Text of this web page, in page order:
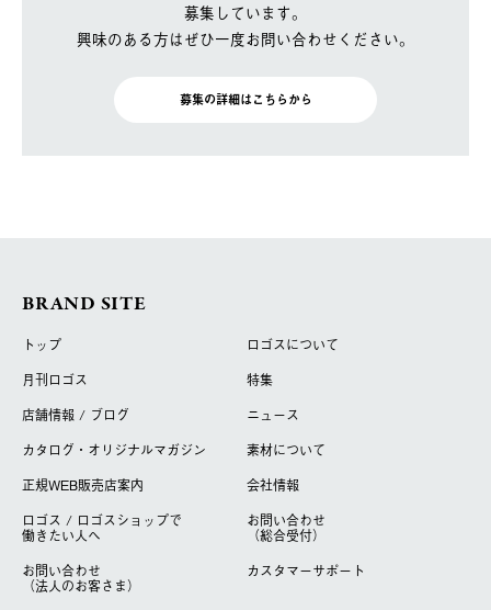
募集しています。
興味のある方はぜひ一度お問い合わせください。
募集の詳細はこちらから
BRAND SITE
トップ
ロゴスについて
月刊ロゴス
特集
店舗情報 / ブログ
ニュース
カタログ・オリジナルマガジン
素材について
正規WEB販売店案内
会社情報
ロゴス / ロゴスショップで
働きたい人へ
お問い合わせ
（総合受付）
お問い合わせ
（法人のお客さま）
カスタマーサポート